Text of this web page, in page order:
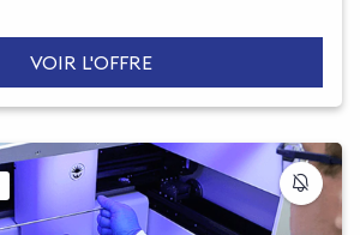
VOIR L'OFFRE